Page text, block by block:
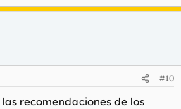
#10
las recomendaciones de los